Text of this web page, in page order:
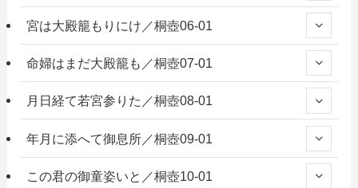
宮は大殿籠もりにけ／桐壺06-01
命婦はまだ大殿籠も／桐壺07-01
月日経て若宮参りた／桐壺08-01
年月に添へて御息所／桐壺09-01
この君の御童姿いと／桐壺10-01